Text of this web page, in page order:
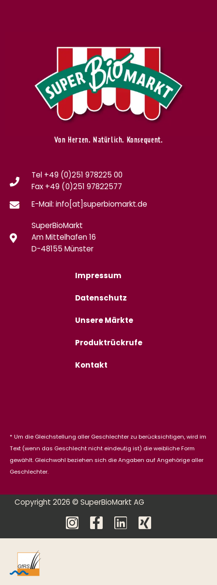
Von Herzen. Natürlich. Konsequent.
Tel +49 (0)251 978225 00
Fax +49 (0)251 97822577
E-Mail: info[at]superbiomarkt.de
SuperBioMarkt
Am Mittelhafen 16
D-48155 Münster
Impressum
Datenschutz
Unsere Märkte
Produktrückrufe
Kontakt
* Um die Gleichstellung aller Geschlechter zu berücksichtigen, wird im
Text (wenn das Geschlecht nicht eindeutig ist) die weibliche Form
gewählt. Gleichwohl beziehen sich die Angaben auf Angehörige aller
Geschlechter.
Copyright 2026 © SuperBioMarkt AG